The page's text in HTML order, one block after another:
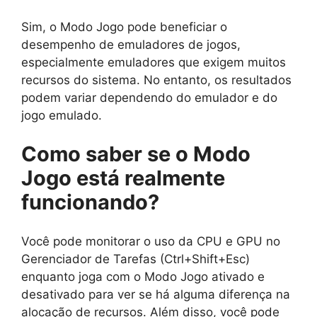
Sim, o Modo Jogo pode beneficiar o
desempenho de emuladores de jogos,
especialmente emuladores que exigem muitos
recursos do sistema. No entanto, os resultados
podem variar dependendo do emulador e do
jogo emulado.
Como saber se o Modo
Jogo está realmente
funcionando?
Você pode monitorar o uso da CPU e GPU no
Gerenciador de Tarefas (Ctrl+Shift+Esc)
enquanto joga com o Modo Jogo ativado e
desativado para ver se há alguma diferença na
alocação de recursos. Além disso, você pode